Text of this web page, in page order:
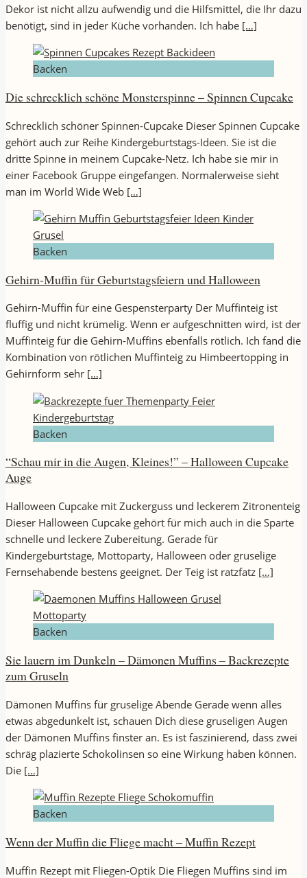
Dekor ist nicht allzu aufwendig und die Hilfsmittel, die Ihr dazu
benötigt, sind in jeder Küche vorhanden. Ich habe […]
Backen
Die schrecklich schöne Monsterspinne – Spinnen Cupcake
Schrecklich schöner Spinnen-Cupcake Dieser Spinnen Cupcake
gehört auch zur Reihe Kindergeburtstags-Ideen. Sie ist die
dritte Spinne in meinem Cupcake-Netz. Ich habe sie mir in
einer Facebook Gruppe eingefangen. Normalerweise sieht
man im World Wide Web […]
Backen
Gehirn-Muffin für Geburtstagsfeiern und Halloween
Gehirn-Muffin für eine Gespensterparty Der Muffinteig ist
fluffig und nicht krümelig. Wenn er aufgeschnitten wird, ist der
Muffinteig für die Gehirn-Muffins ebenfalls rötlich. Ich fand die
Kombination von rötlichen Muffinteig zu Himbeertopping in
Gehirnform sehr […]
Backen
“Schau mir in die Augen, Kleines!” – Halloween Cupcake
Auge
Halloween Cupcake mit Zuckerguss und leckerem Zitronenteig
Dieser Halloween Cupcake gehört für mich auch in die Sparte
schnelle und leckere Zubereitung. Gerade für
Kindergeburtstage, Mottoparty, Halloween oder gruselige
Fernsehabende bestens geeignet. Der Teig ist ratzfatz […]
Backen
Sie lauern im Dunkeln – Dämonen Muffins – Backrezepte
zum Gruseln
Dämonen Muffins für gruselige Abende Gerade wenn alles
etwas abgedunkelt ist, schauen Dich diese gruseligen Augen
der Dämonen Muffins finster an. Es ist faszinierend, dass zwei
schräg plazierte Schokolinsen so eine Wirkung haben können.
Die […]
Backen
Wenn der Muffin die Fliege macht – Muffin Rezept
Muffin Rezept mit Fliegen-Optik Die Fliegen Muffins sind im